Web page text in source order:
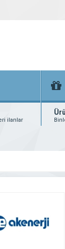
ilanlar